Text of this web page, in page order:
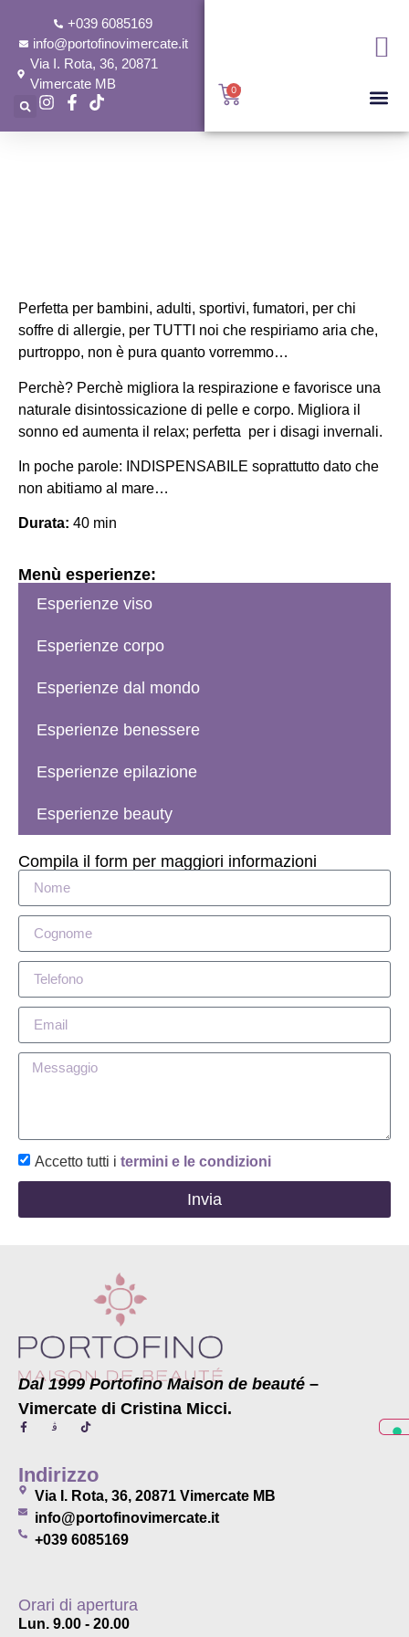
+039 6085169
info@portofinovimercate.it
Via I. Rota, 36, 20871
Vimercate MB
0
Perfetta per bambini, adulti, sportivi, fumatori, per chi
soffre di allergie, per TUTTI noi che respiriamo aria che,
purtroppo, non è pura quanto vorremmo…
Perchè? Perchè migliora la respirazione e favorisce una
naturale disintossicazione di pelle e corpo. Migliora il
sonno ed aumenta il relax; perfetta per i disagi invernali.
In poche parole: INDISPENSABILE soprattutto dato che
non abitiamo al mare…
Durata: 40 min
Menù esperienze:
Esperienze viso
Esperienze corpo
Esperienze dal mondo
Esperienze benessere
Esperienze epilazione
Esperienze beauty
Compila il form per maggiori informazioni
Accetto tutti i termini e le condizioni
Invia
Dal 1999 Portofino Maison de beauté –
Vimercate di Cristina Micci.
Indirizzo
Via I. Rota, 36, 20871 Vimercate MB
info@portofinovimercate.it
+039 6085169
Orari di apertura
Lun. 9.00 - 20.00